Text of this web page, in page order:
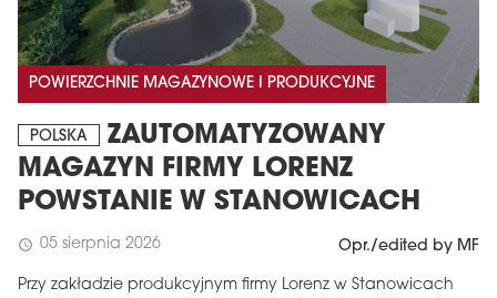
POWIERZCHNIE MAGAZYNOWE I PRODUKCYJNE
POLSKA
ZAUTOMATYZOWANY
MAGAZYN FIRMY LORENZ
POWSTANIE W STANOWICACH
schedule 05 sierpnia 2026 Opr./edited by MF
Przy zakładzie produkcyjnym firmy Lorenz w Stanowicach